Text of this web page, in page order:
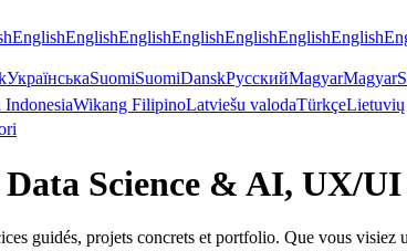
EnglishEnglishEnglishEnglishEnglishEnglishEnglish
УкраїнськаSuomiSuomiDanskРусскийMagyarMagyar
IndonesiaWikang FilipinoLatviešu valodaTürkçeLietuvių
Data Science & AI, UX/
guidés, projets concrets et portfolio. Que vous